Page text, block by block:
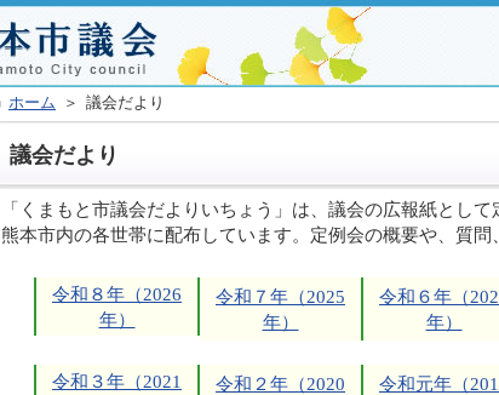
ホーム ＞ 議会だより
議会だより
「くまもと市議会だよりいちょう」は、議会の広報紙とし
熊本市内の各世帯に配布しています。定例会の概要や、質
令和８年（2026
年）
令和７年（2025
年）
令和６年（
年）
令和３年（2021
令和２年（2020
令和元年（